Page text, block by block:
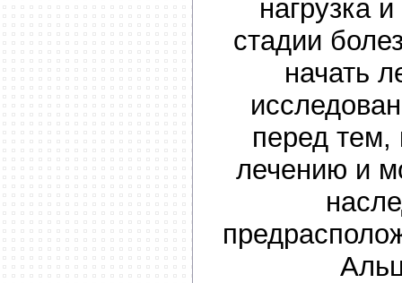
нагрузка
стадии
начать
перед тем,
лечению и